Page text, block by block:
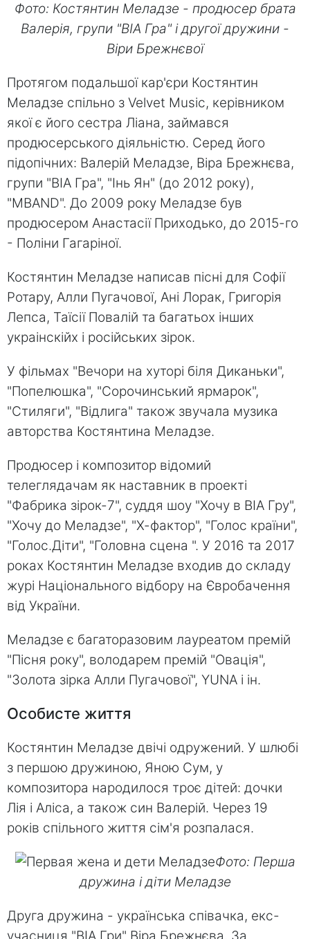
Фото: Костянтин Меладзе - продюсер брата
Валерія, групи "ВІА Гра" і другої дружини -
Віри Брежнєвої
Протягом подальшої кар'єри Костянтин
Меладзе спільно з Velvet Music, керівником
якої є його сестра Ліана, займався
продюсерського діяльністю. Серед його
підопічних: Валерій Меладзе, Віра Брежнєва,
групи "ВІА Гра", "Інь Ян" (до 2012 року),
"МBAND". До 2009 року Меладзе був
продюсером Анастасії Приходько, до 2015-го
- Поліни Гагаріної.
Костянтин Меладзе написав пісні для Софії
Ротару, Алли Пугачової, Ані Лорак, Григорія
Лепса, Таїсії Повалій та багатьох інших
украінскійх і російських зірок.
У фільмах "Вечори на хуторі біля Диканьки",
"Попелюшка", "Сорочинський ярмарок",
"Стиляги", "Відлига" також звучала музика
авторства Костянтина Меладзе.
Продюсер і композитор відомий
телеглядачам як наставник в проекті
"Фабрика зірок-7", суддя шоу "Хочу в ВІА Гру",
"Хочу до Меладзе", "Х-фактор", "Голос країни",
"Голос.Діти", "Головна сцена ". У 2016 та 2017
роках Костянтин Меладзе входив до складу
журі Національного відбору на Євробачення
від України.
Меладзе є багаторазовим лауреатом премій
"Пісня року", володарем премій "Овація",
"Золота зірка Алли Пугачової", YUNA і ін.
Особисте життя
Костянтин Меладзе двічі одружений. У шлюбі
з першою дружиною, Яною Сум, у
композитора народилося троє дітей: дочки
Лія і Аліса, а також син Валерій. Через 19
років спільного життя сім'я розпалася.
Фото: Перша
дружина і діти Меладзе
Друга дружина - українська співачка, екс-
учасниця "ВІА Гри" Віра Брежнєва. За